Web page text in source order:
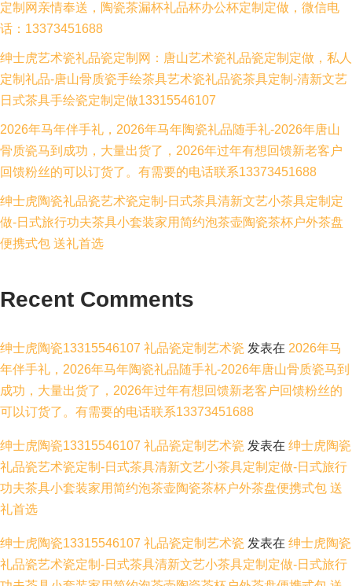
定制网亲情奉送，陶瓷茶漏杯礼品杯办公杯定制定做，微信电
话：13373451688
绅士虎艺术瓷礼品瓷定制网：唐山艺术瓷礼品瓷定制定做，私人
定制礼品-唐山骨质瓷手绘茶具艺术瓷礼品瓷茶具定制-清新文艺
日式茶具手绘瓷定制定做13315546107
2026年马年伴手礼，2026年马年陶瓷礼品随手礼-2026年唐山
骨质瓷马到成功，大量出货了，2026年过年有想回馈新老客户
回馈粉丝的可以订货了。有需要的电话联系13373451688
绅士虎陶瓷礼品瓷艺术瓷定制-日式茶具清新文艺小茶具定制定
做-日式旅行功夫茶具小套装家用简约泡茶壶陶瓷茶杯户外茶盘
便携式包 送礼首选
Recent Comments
绅士虎陶瓷13315546107 礼品瓷定制艺术瓷 发表在 2026年马
年伴手礼，2026年马年陶瓷礼品随手礼-2026年唐山骨质瓷马到
成功，大量出货了，2026年过年有想回馈新老客户回馈粉丝的
可以订货了。有需要的电话联系13373451688
绅士虎陶瓷13315546107 礼品瓷定制艺术瓷 发表在 绅士虎陶瓷
礼品瓷艺术瓷定制-日式茶具清新文艺小茶具定制定做-日式旅行
功夫茶具小套装家用简约泡茶壶陶瓷茶杯户外茶盘便携式包 送
礼首选
绅士虎陶瓷13315546107 礼品瓷定制艺术瓷 发表在 绅士虎陶瓷
礼品瓷艺术瓷定制-日式茶具清新文艺小茶具定制定做-日式旅行